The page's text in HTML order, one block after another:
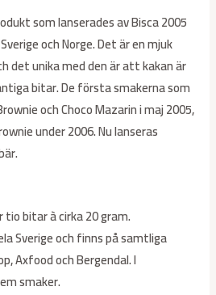
som lanserades av Bisca 2005
och Norge. Det är en mjuk
det unika med den är att kakan är
bitar. De första smakerna som
och Choco Mazarin i maj 2005,
under 2006. Nu lanseras
bitar à cirka 20 gram.
Sverige och finns på samtliga
Axfood och Bergendal. I
smaker.